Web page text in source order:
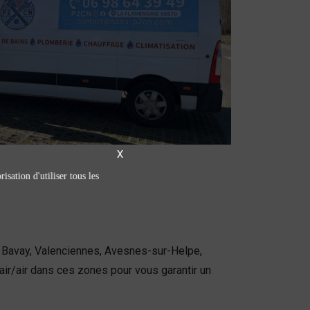
Valenciennes, Avesnes-sur-Helpe,
air dans ces zones pour vous garantir un
X
d'utiliser tous les